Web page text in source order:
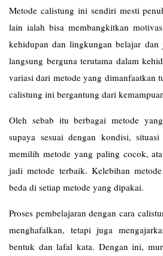
Metode calistung ini sendiri mesti
lain ialah bisa membangkitkan
kehidupan dan lingkungan belajar dan
langsung berguna terutama dalam
variasi dari metode yang dimanfaatkan
calistung ini bergantung dari
Oleh sebab itu berbagai metode
supaya sesuai dengan kondisi,
memilih metode yang paling cocok,
jadi metode terbaik. Kelebihan
beda di setiap metode yang dipakai.
Proses pembelajaran dengan cara
menghafalkan, tetapi juga
bentuk dan lafal kata. Dengan ini,